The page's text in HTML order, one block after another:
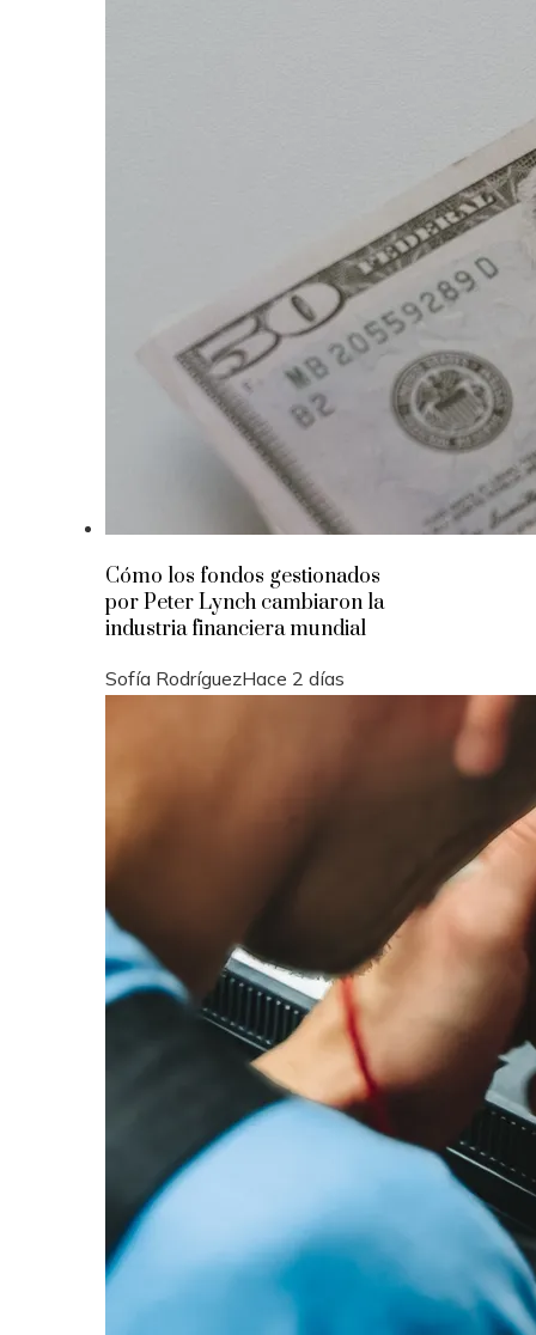
Cómo los fondos gestionados
por Peter Lynch cambiaron la
industria financiera mundial
Sofía RodríguezHace 2 días